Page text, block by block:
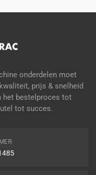
onderdelen moet
prijs & snelheid
het bestelproces tot
tot succes.